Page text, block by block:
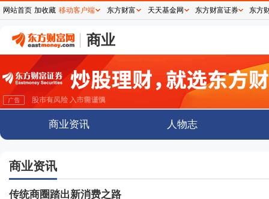
商业
商业资讯 人物志
商业资讯
传统商圈踏出新消费之路
网站首页 加收藏 移动客户端 东方财富 天天基金网 东方财富证券 东方